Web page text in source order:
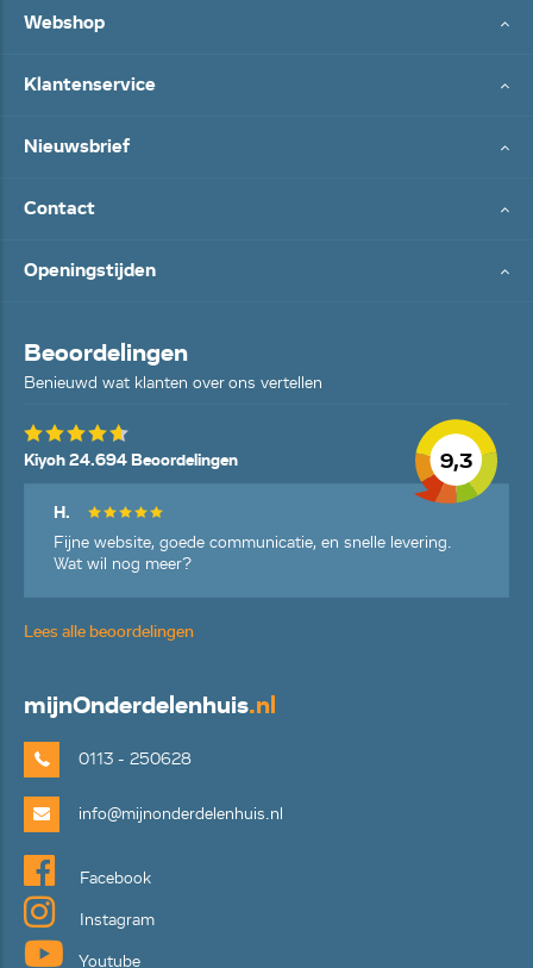
Webshop
Klantenservice
Nieuwsbrief
Contact
Openingstijden
Beoordelingen
Benieuwd wat klanten over ons vertellen
9,3
Kiyoh 24.694 Beoordelingen
H.
Fijne website, goede communicatie, en snelle levering.
Wat wil nog meer?
Lees alle beoordelingen
mijnOnderdelenhuis.nl
0113 - 250628
info@mijnonderdelenhuis.nl
Facebook
Instagram
Youtube